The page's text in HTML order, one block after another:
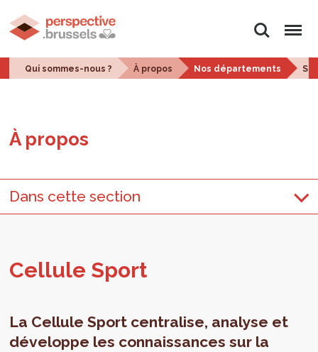
Rechercher
Menu
Qui sommes-nous ? À propos Nos départements
À pro­pos
Dans cette section
Cel­lule Sport
La Cellule Sport centralise, analyse et
développe les connaissances sur la